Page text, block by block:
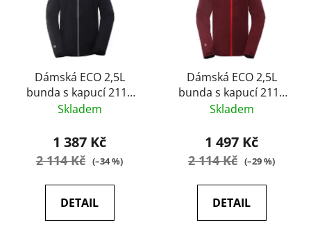
Dámská ECO 2,5L
bunda s kapucí 2117
FLISTAD Black
Skladem
1 387 Kč
2 114 Kč (–34 %)
DETAIL
Dámská ECO 2,5L
bunda s kapucí 2117
FLISTAD Wine red
Skladem
1 497 Kč
2 114 Kč (–29 %)
DETAIL